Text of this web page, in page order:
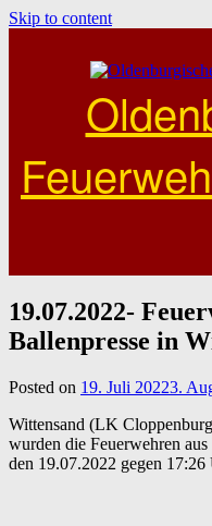
Skip to content
19.07.2022-
Ballenpresse in
Posted on 19. Juli 20223.
Wittensand (LK
wurden die Feuerwehren
den 19.07.2022 gegen